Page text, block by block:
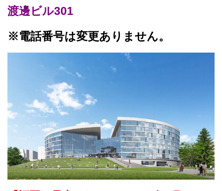
渡邊ビル301
※電話番号は変更ありません。